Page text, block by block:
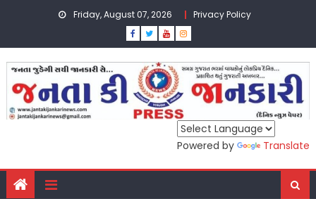
Friday, August 07, 2026 Privacy Policy
Powered by Translate